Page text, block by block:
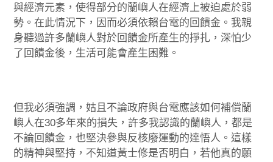
與經濟元素，使得部分的蘭嶼人在經濟上被迫處於弱
勢。在此情況下，因而必須依賴台電的回饋金。我親
身聽過許多蘭嶼人對於回饋金所產生的掙扎，深怕少
了回饋金後，生活可能會產生困難。
但我必須強調，姑且不論政府與台電應該如何補償蘭
嶼人在30多年來的損失，許多我認識的蘭嶼人，都是
不論回饋金，也堅決參與反核廢運動的達悟人。這樣
的精神與堅持，不知道黃士修是否明白，若他真的願